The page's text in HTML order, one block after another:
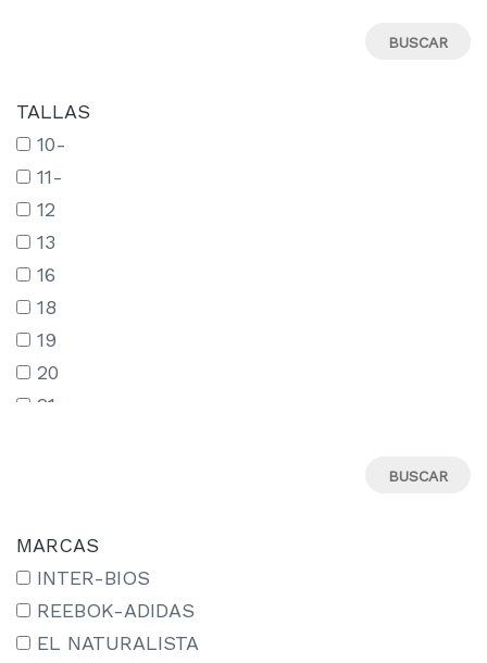
TALLAS
10-
11-
12
13
16
18
19
20
21
25
26
27
27-
MARCAS
INTER-BIOS
REEBOK-ADIDAS
EL NATURALISTA